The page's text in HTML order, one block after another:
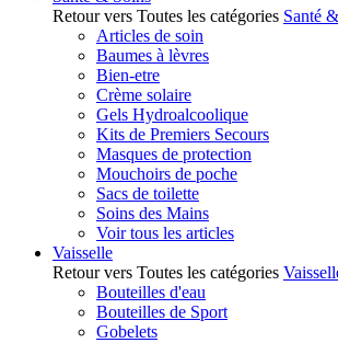
Retour vers Toutes les catégories Santé
Articles de soin
Baumes à lèvres
Bien-etre
Crème solaire
Gels Hydroalcoolique
Kits de Premiers Secours
Masques de protection
Mouchoirs de poche
Sacs de toilette
Soins des Mains
Voir tous les articles
Vaisselle
Retour vers Toutes les catégories
Bouteilles d'eau
Bouteilles de Sport
Gobelets